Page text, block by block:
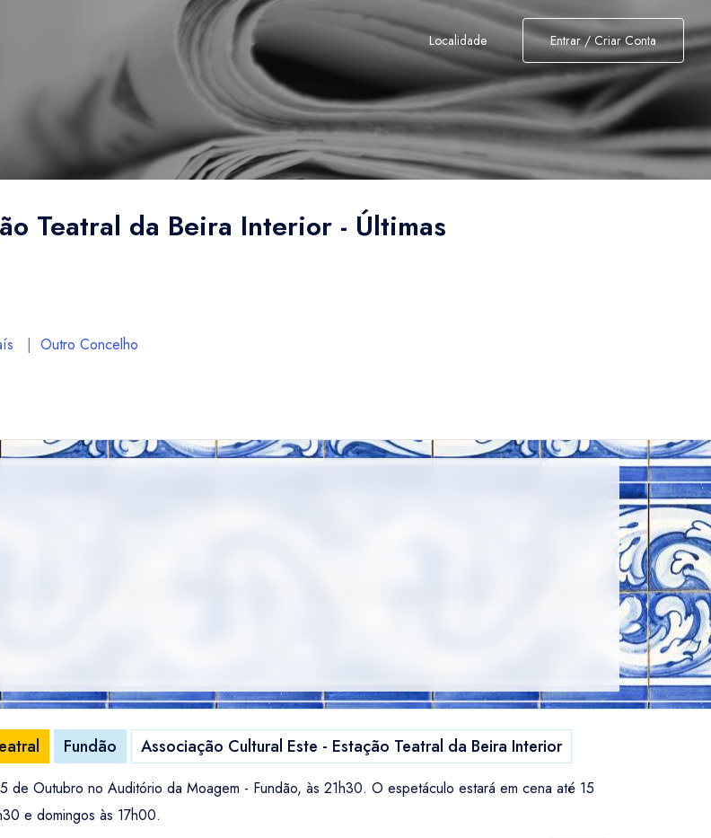
Localidade Entrar / Criar Conta
Teatral da Beira Interior - Últimas
| Outro Concelho
Fundão Associação Cultural Este - Estação Teatral da Beira Interior
de Outubro no Auditório da Moagem - Fundão, às 21h30. O espetáculo estará em cena até 15
e domingos às 17h00.